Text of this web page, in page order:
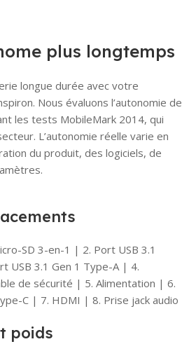
plus longtemps
longue durée avec votre
Nous évaluons l’autonomie de
les tests MobileMark 2014, qui
L’autonomie réelle varie en
du produit, des logiciels, de
SD 3-en-1 | 2. Port USB 3.1
USB 3.1 Gen 1 Type-A | 4.
de sécurité | 5. Alimentation | 6.
C | 7. HDMI | 8. Prise jack audio
poids